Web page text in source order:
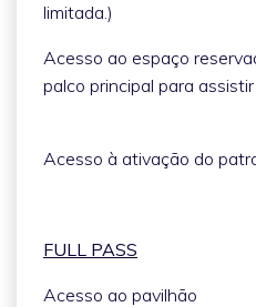
limitada.)
Acesso ao espaço
palco principal para
Acesso à ativação do
FULL PASS
Acesso ao pavilhão